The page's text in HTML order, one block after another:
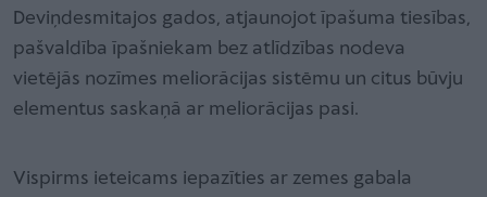
Deviņdesmitajos gados, atjaunojot īpašuma tiesības,
pašvaldība īpašniekam bez atlīdzības nodeva
vietējās nozīmes meliorācijas sistēmu un citus būvju
elementus saskaņā ar meliorācijas pasi.
Vispirms ieteicams iepazīties ar zemes gabala